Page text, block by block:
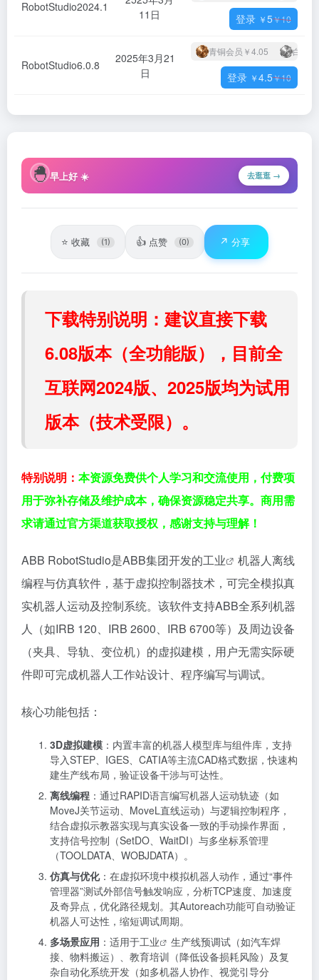
RobotStudio2024.1
11日
登录 ￥5￥10
RobotStudio6.0.8
2025年3月21
日
青铜会员 ￥4.05 白银
登录 ￥4.5￥10
🐣早上好 ☀️ 去逛逛 →
⭐ 收藏 (1) 👍 点赞 (0) ↗️ 分享
下载特别说明：建议直接下载
6.08版本（全功能版），目前全
互联网2024版、2025版均为试用
版本（技术受限）。
特别说明： 本资源免费供个人学习和交流使用，付费项
用于弥补存储及维护成本，确保资源稳定共享。商用需
求请通过官方渠道获取授权，感谢支持与理解！
ABB RobotStudio是ABB集团开发的工业
机器人离线
编程与仿真软件，基于虚拟控制器技术，可完全模拟真
实机器人运动及控制系统。该软件支持ABB全系列机器
人（如IRB 120、IRB 2600、IRB 6700等）及周边设备
（夹具、导轨、变位机）的虚拟建模，用户无需实际硬
件即可完成机器人工作站设计、程序编写与调试。
核心功能包括：
3D虚拟建模 ：内置丰富的机器人模型库与组件库，支持
导入STEP、IGES、CATIA等主流CAD格式数据，快速构
建生产线布局，验证设备干涉与可达性。
离线编程 ：通过RAPID语言编写机器人运动轨迹（如
MoveJ关节运动、MoveL直线运动）与逻辑控制程序，
结合虚拟示教器实现与真实设备一致的手动操作界面，
支持信号控制（SetDO、WaitDI）与多坐标系管理
（TOOLDATA、WOBJDATA）。
仿真与优化：在虚拟环境中模拟机器人动作，通过“事件
管理器”测试外部信号触发响应，分析TCP速度、加速度
及奇异点，优化路径规划。其Autoreach功能可自动验证
机器人可达性，缩短调试周期。
多场景应用 ：适用于工业
生产线预调试（如汽车焊
接、物料搬运）、教育培训（降低设备损耗风险）及复
杂自动化系统开发（如多机器人协作、视觉引导分